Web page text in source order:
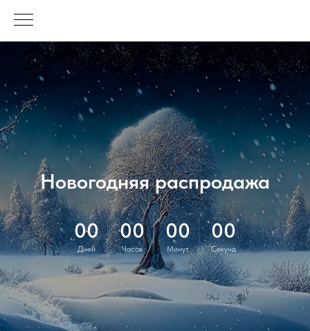
Новогодняя распродажа
00
Дней
00
Часов
00
Минут
00
Секунд